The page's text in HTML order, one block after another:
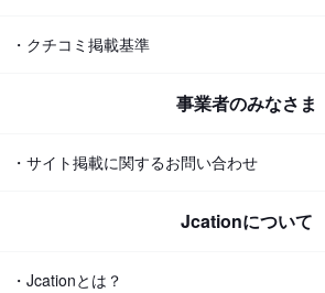
・クチコミ掲載基準
事業者のみなさま
・サイト掲載に関するお問い合わせ
Jcationについて
・Jcationとは？